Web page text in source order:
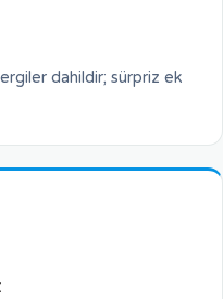
dahildir; sürpriz ek